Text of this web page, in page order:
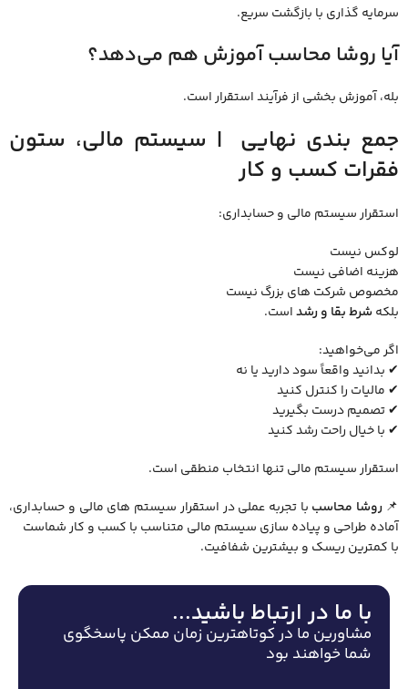
سرمایه ‌گذاری با بازگشت سریع.
آیا روشا محاسب آموزش هم می‌دهد؟
بله، آموزش بخشی از فرآیند استقرار است.
جمع ‌بندی نهایی | سیستم مالی، ستون
فقرات کسب‌ و کار
استقرار سیستم مالی و حسابداری:
لوکس نیست
هزینه اضافی نیست
مخصوص شرکت ‌های بزرگ نیست
بلکه شرط بقا و رشداست.
اگر می‌خواهید:
✔ بدانید واقعاً سود دارید یا نه
✔ مالیات را کنترل کنید
✔ تصمیم درست بگیرید
✔ با خیال راحت رشد کنید
استقرار سیستم مالی تنها انتخاب منطقی است.
📌روشا محاسب با تجربه عملی در استقرار سیستم‌ های مالی و حسابداری،
آماده طراحی و پیاده ‌سازی سیستم مالی متناسب با کسب ‌و کار شماست
با کمترین ریسک و بیشترین شفافیت.
با ما در ارتباط باشید...
مشاورین ما در کوتاهترین زمان ممکن پاسخگوی
شما خواهند بود